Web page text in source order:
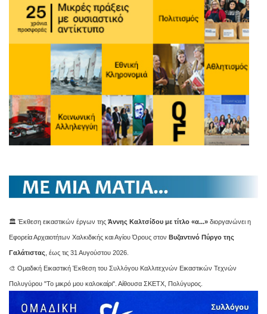
🏛️ Έκθεση εικαστικών έργων της Άννης Καλτσίδου με τίτλο «α...» διοργανώνει η
Εφορεία Αρχαιοτήτων Χαλκιδικής και Αγίου Όρους στον Βυζαντινό Πύργο της
Γαλάτιστας , έως τις 31 Αυγούστου 2026.
🎨 Ομαδική Εικαστική Έκθεση του Συλλόγου Καλλιτεχνών Εικαστικών Τεχνών
Πολυγύρου "Το μικρό μου καλοκαίρι". Αίθουσα ΣΚΕΤΧ, Πολύγυρος.